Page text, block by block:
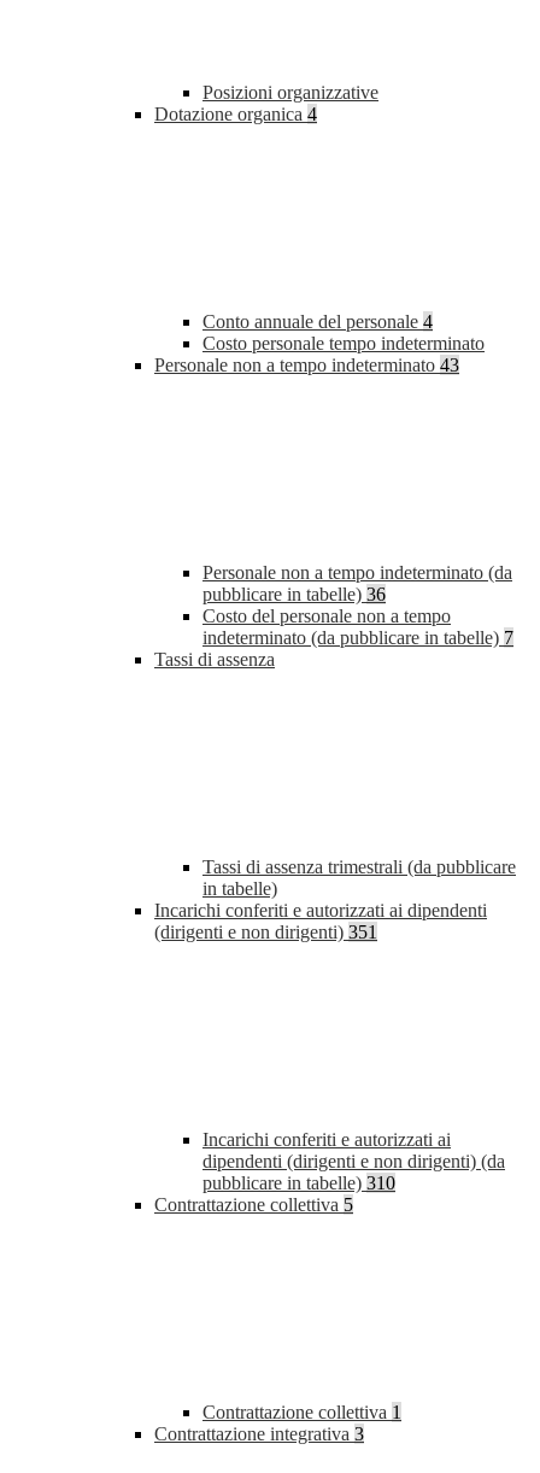
Posizioni organizzative
Dotazione organica 4
Conto annuale del personale 4
Costo personale tempo indeterminato
Personale non a tempo indeterminato 43
Personale non a tempo indeterminato (da
pubblicare in tabelle) 36
Costo del personale non a tempo
indeterminato (da pubblicare in tabelle) 7
Tassi di assenza
Tassi di assenza trimestrali (da pubblicare
in tabelle)
Incarichi conferiti e autorizzati ai dipendenti
(dirigenti e non dirigenti) 351
Incarichi conferiti e autorizzati ai
dipendenti (dirigenti e non dirigenti) (da
pubblicare in tabelle) 310
Contrattazione collettiva 5
Contrattazione collettiva 1
Contrattazione integrativa 3